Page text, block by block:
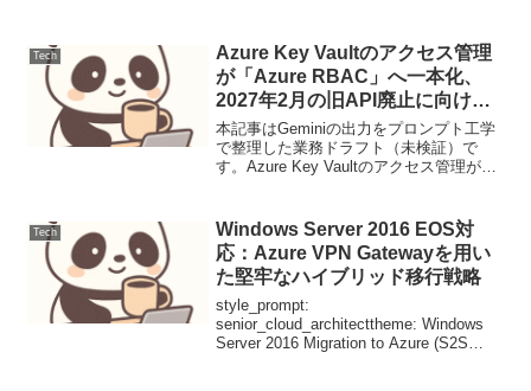
おけるFAQからの問い合わせ対...
Tech
Azure Key Vaultのアクセス管理
が「Azure RBAC」へ一本化、
2027年2月の旧API廃止に向けた
移行が加速
本記事はGeminiの出力をプロンプト工学
で整理した業務ドラフト（未検証）で
す。Azure Key Vaultのアクセス管理が
はKey Vau...
Tech
Windows Server 2016 EOS対
応：Azure VPN Gatewayを用い
た堅牢なハイブリッド移行戦略
style_prompt:
senior_cloud_architecttheme: Windows
Server 2016 Migration to Azure (S2S